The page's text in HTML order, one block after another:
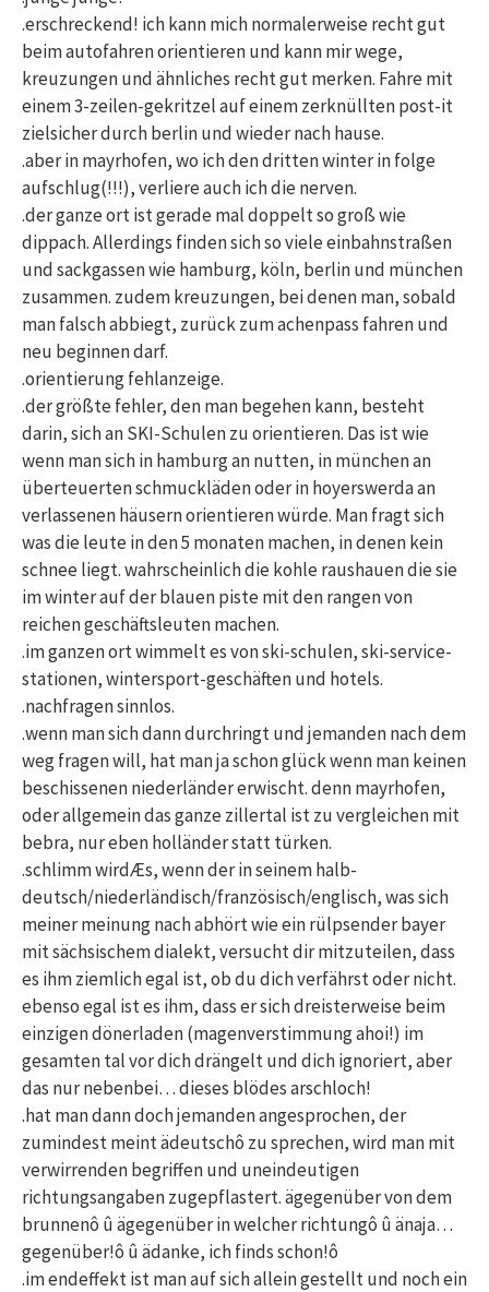
.erschreckend! ich kann mich normalerweise recht gut
beim autofahren orientieren und kann mir wege,
kreuzungen und ähnliches recht gut merken. Fahre mit
einem 3-zeilen-gekritzel auf einem zerknüllten post-it
zielsicher durch berlin und wieder nach hause.
.aber in mayrhofen, wo ich den dritten winter in folge
aufschlug(!!!), verliere auch ich die nerven.
.der ganze ort ist gerade mal doppelt so groß wie
dippach. Allerdings finden sich so viele einbahnstraßen
und sackgassen wie hamburg, köln, berlin und münchen
zusammen. zudem kreuzungen, bei denen man, sobald
man falsch abbiegt, zurück zum achenpass fahren und
neu beginnen darf.
.orientierung fehlanzeige.
.der größte fehler, den man begehen kann, besteht
darin, sich an SKI-Schulen zu orientieren. Das ist wie
wenn man sich in hamburg an nutten, in münchen an
überteuerten schmuckläden oder in hoyerswerda an
verlassenen häusern orientieren würde. Man fragt sich
was die leute in den 5 monaten machen, in denen kein
schnee liegt. wahrscheinlich die kohle raushauen die sie
im winter auf der blauen piste mit den rangen von
reichen geschäftsleuten machen.
.im ganzen ort wimmelt es von ski-schulen, ski-service-
stationen, wintersport-geschäften und hotels.
.nachfragen sinnlos.
.wenn man sich dann durchringt und jemanden nach dem
weg fragen will, hat man ja schon glück wenn man keinen
beschissenen niederländer erwischt. denn mayrhofen,
oder allgemein das ganze zillertal ist zu vergleichen mit
bebra, nur eben holländer statt türken.
.schlimm wirdÆs, wenn der in seinem halb-
deutsch/niederländisch/französisch/englisch, was sich
meiner meinung nach abhört wie ein rülpsender bayer
mit sächsischem dialekt, versucht dir mitzuteilen, dass
es ihm ziemlich egal ist, ob du dich verfährst oder nicht.
ebenso egal ist es ihm, dass er sich dreisterweise beim
einzigen dönerladen (magenverstimmung ahoi!) im
gesamten tal vor dich drängelt und dich ignoriert, aber
das nur nebenbei… dieses blödes arschloch!
.hat man dann doch jemanden angesprochen, der
zumindest meint ädeutschô zu sprechen, wird man mit
verwirrenden begriffen und uneindeutigen
richtungsangaben zugepflastert. ägegenüber von dem
brunnenô û ägegenüber in welcher richtungô û änaja…
gegenüber!ô û ädanke, ich finds schon!ô
.im endeffekt ist man auf sich allein gestellt und noch ein